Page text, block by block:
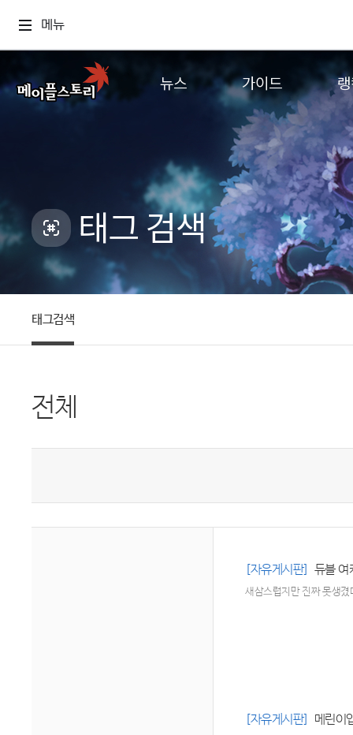
메뉴
뉴스
업데이트
이벤트
캐시샵 공지
메이플 알림판
with maple
가이드
게임정보
직업소개
확률형 아이템
NEXON NOW
추가정보
월드
컨텐
태그 검색
태그검색
전체
[자유게시판] 듀블 여
새삼스럽지만 진짜 못생
[자유게시판] 메린이